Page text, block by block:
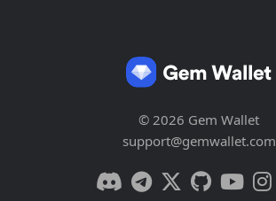
© 2026 Gem Wallet
support@gemwallet.com